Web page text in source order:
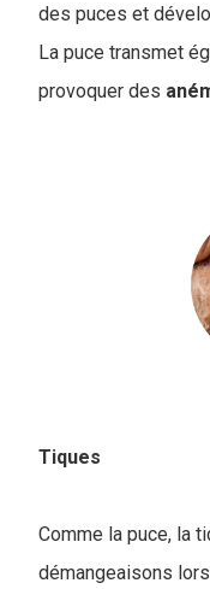
des puces et
La puce transmet
provoquer des
Tiques
Comme la puce, la
démangeaisons